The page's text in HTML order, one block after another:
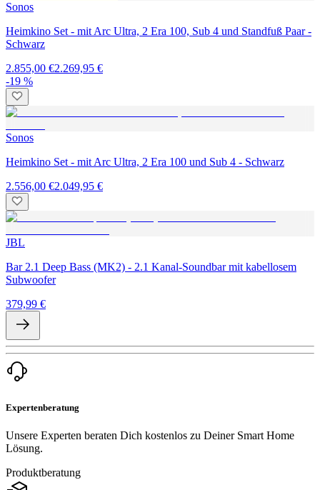
Sonos
Heimkino Set - mit Arc Ultra, 2 Era 100, Sub 4 und Standfuß Paar -
Schwarz
2.855,00 €2.269,95 €
-19 %
Sonos
Heimkino Set - mit Arc Ultra, 2 Era 100 und Sub 4 - Schwarz
2.556,00 €2.049,95 €
JBL
Bar 2.1 Deep Bass (MK2) - 2.1 Kanal-Soundbar mit kabellosem
Subwoofer
379,99 €
Expertenberatung
Unsere Experten beraten Dich kostenlos zu Deiner Smart Home
Lösung.
Produktberatung